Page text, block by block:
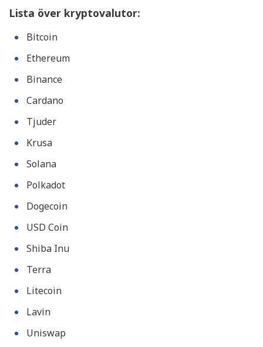
Lista över kryptovalutor:
Bitcoin
Ethereum
Binance
Cardano
Tjuder
Krusa
Solana
Polkadot
Dogecoin
USD Coin
Shiba Inu
Terra
Litecoin
Lavin
Uniswap